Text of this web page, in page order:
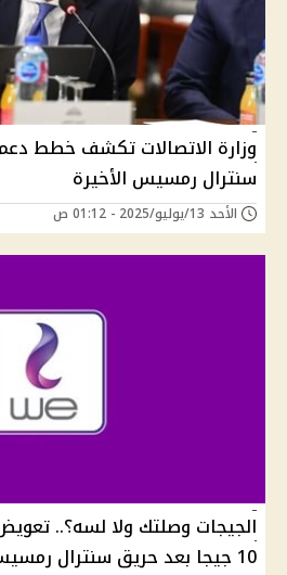
وزارة الاتصالات تكشف خطط
سنترال رمسيس الأخيرة
الأحد 13/يوليو/2025 - 01:12 ص
الجيجات وصلتك ولا لسه؟.. تعويض
10 جيجا بعد حريق سنترال رمسيس